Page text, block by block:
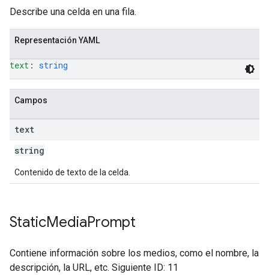
Describe una celda en una fila.
Representación YAML
text : string
Campos
text
string
Contenido de texto de la celda.
StaticMediaPrompt
Contiene información sobre los medios, como el nombre, la
descripción, la URL, etc. Siguiente ID: 11